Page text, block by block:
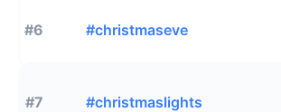
#6 #christmaseve
#7 #christmaslights